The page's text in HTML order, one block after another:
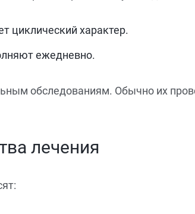
циклический характер.
ежедневно.
обследованиям. Обычно их
лечения